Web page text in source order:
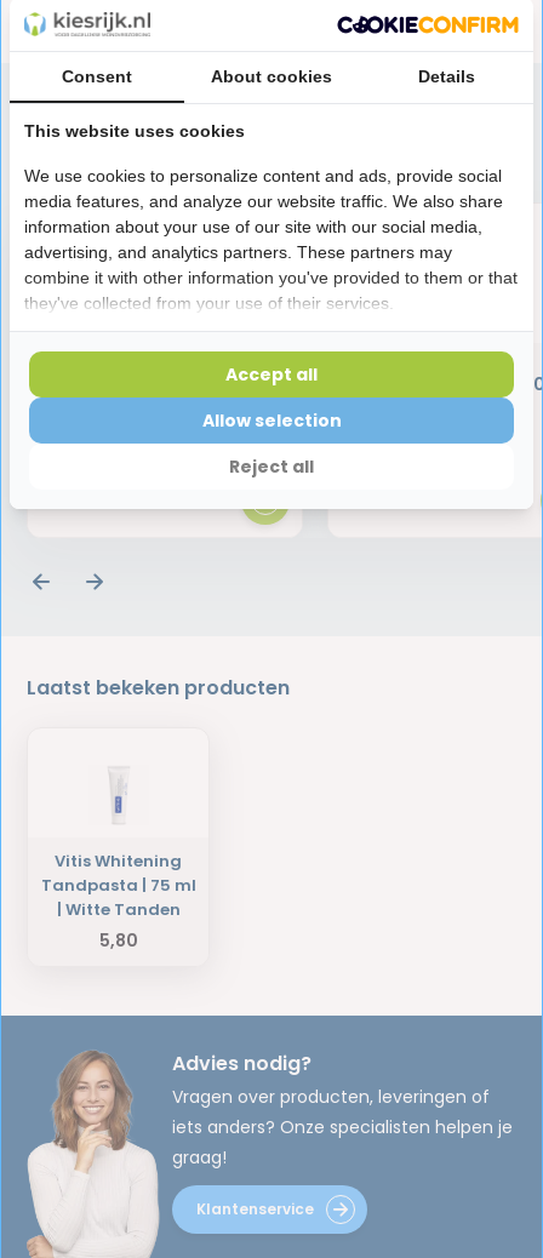
Reviews
Vitis Orthodontic
Tandenborstel
3,95
Vitis Whitening
Mondspoelmiddel |
7,95
Laatst bekeken producten
Vitis Whitening
Tandpasta | 75 ml
| Witte Tanden
5,80
Advies nodig?
Vragen over producten, leveringen of
iets anders? Onze specialisten helpen je
graag!
Klantenservice
Consent About cookies Details
This website uses cookies
We use cookies to personalize content and ads, provide social
media features, and analyze our website traffic. We also share
information about your use of our site with our social media,
advertising, and analytics partners. These partners may
combine it with other information you've provided to them or that
they've collected from your use of their services.
Reject all
Allow selection
Accept all